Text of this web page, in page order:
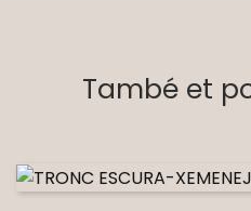
També et